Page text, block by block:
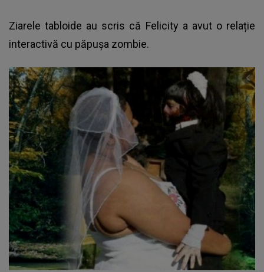
Ziarele tabloide au scris că Felicity a avut o relație
interactivă cu păpușa zombie.